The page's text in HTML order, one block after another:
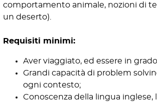
comportamento animale, nozioni di
un deserto).
Requisiti minimi:
Aver viaggiato, ed essere in
Grandi capacità di problem
ogni contesto;
Conoscenza della lingua